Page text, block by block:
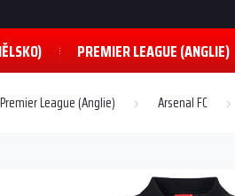
PREMIER LEAGUE (ANGLIE)
Premier League (Anglie) Arsenal FC